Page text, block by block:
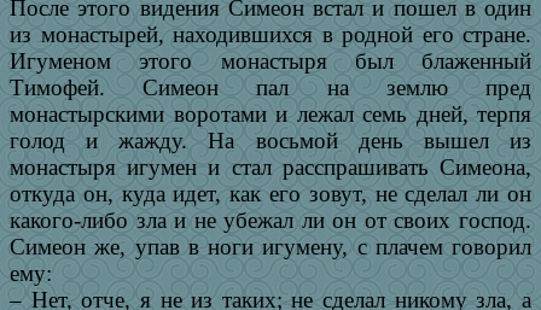
После этого видения Симеон встал и пошел в один
из монастырей, находившихся в родной его стране.
Игуменом этого монастыря был блаженный
Тимофей. Симеон пал на землю пред
монастырскими воротами и лежал семь дней, терпя
голод и жажду. На восьмой день вышел из
монастыря игумен и стал расспрашивать Симеона,
откуда он, куда идет, как его зовут, не сделал ли он
какого-либо зла и не убежал ли он от своих господ.
Симеон же, упав в ноги игумену, с плачем говорил
ему:
– Нет, отче, я не из таких; не сделал никому зла, а